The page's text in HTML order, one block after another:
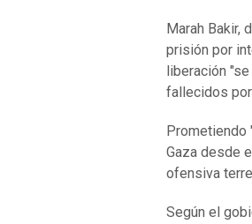
Marah Bakir,
prisión por
liberación
fallecidos
Prometiendo
Gaza desde
ofensiva
Según el